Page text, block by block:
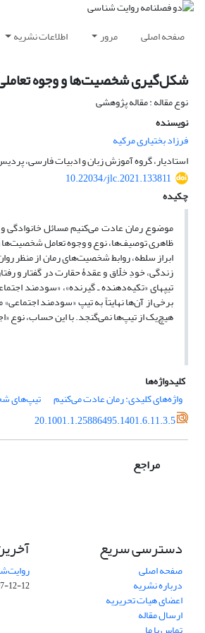
صفحه اصلی مرور اطلاعات نشریه
شکل‌گیری شخصیت‌ها و وجوه
نوع مقاله : مقاله پژوهشی
نویسنده
فرزاد بختیاری مرکیه
استادیار، گروه آموزش زبان و ادبیات فارسی،
10.22034/jlc.2021.133811
چکیده
موضوع رمان عادت می‌کنیم مسائل خانوادگی و
ظاهری توصیف‌ها، نوع و وجوه تعامل
ابراز سلطه، روابط شخصیت‌های رمان از منظر
زندگی، خودِ خلّاق و عقدۀ حقارت در گفتار و
تیپ‏های «تکیه‌دهنده ـ گیرنده»، «سودمند
برخی از آن‌ها نهایتاً به تیپ «سودمند
هیچ‌یک از تیپ‌ها نمی‌گنجد. با این حساب، نوع
کلیدواژه‌ها
واژه‌های کلیدی: رمان عادت می‌کنیم
تیپ‌های
20.1001.1.25886495.1401.6.11.3.5
مراجع
دسترسی سریع
صفحه اصلی
درباره نشریه
اعضای هیات تحریریه
ارسال مقاله
12-12